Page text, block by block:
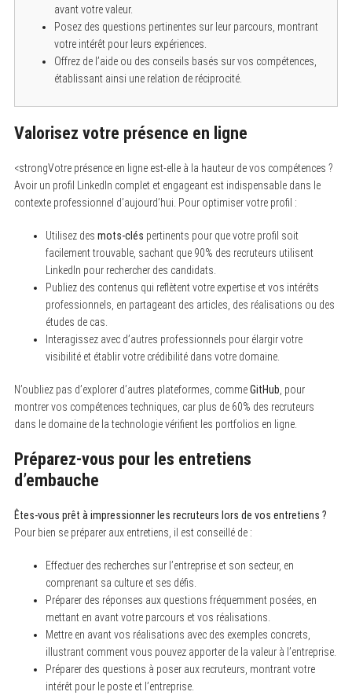
avant votre valeur.
Posez des questions pertinentes sur leur parcours, montrant
votre intérêt pour leurs expériences.
Offrez de l’aide ou des conseils basés sur vos compétences,
établissant ainsi une relation de réciprocité.
Valorisez votre présence en ligne
<strongVotre présence en ligne est-elle à la hauteur de vos compétences ?
Avoir un profil LinkedIn complet et engageant est indispensable dans le
contexte professionnel d’aujourd’hui. Pour optimiser votre profil :
Utilisez des mots-clés pertinents pour que votre profil soit
facilement trouvable, sachant que 90% des recruteurs utilisent
LinkedIn pour rechercher des candidats.
Publiez des contenus qui reflètent votre expertise et vos intérêts
professionnels, en partageant des articles, des réalisations ou des
études de cas.
Interagissez avec d’autres professionnels pour élargir votre
visibilité et établir votre crédibilité dans votre domaine.
N’oubliez pas d’explorer d’autres plateformes, commeGitHub , pour
montrer vos compétences techniques, car plus de 60% des recruteurs
dans le domaine de la technologie vérifient les portfolios en ligne.
Préparez-vous pour les entretiens
d’embauche
Êtes-vous prêt à impressionner les recruteurs lors de vos entretiens ?
Pour bien se préparer aux entretiens, il est conseillé de :
Effectuer des recherches sur l’entreprise et son secteur, en
comprenant sa culture et ses défis.
Préparer des réponses aux questions fréquemment posées, en
mettant en avant votre parcours et vos réalisations.
Mettre en avant vos réalisations avec des exemples concrets,
illustrant comment vous pouvez apporter de la valeur à l’entreprise.
Préparer des questions à poser aux recruteurs, montrant votre
intérêt pour le poste et l’entreprise.
r
: